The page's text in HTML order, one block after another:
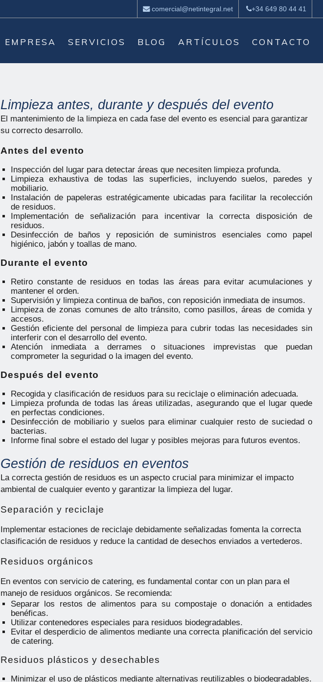
comercial@netintegral.net +34 649 80 44 41
EMPRESA SERVICIOS BLOG ARTÍCULOS CONTACTO
Limpieza antes, durante y después del evento
El mantenimiento de la limpieza en cada fase del evento es esencial para garantizar
su correcto desarrollo.
Antes del evento
Inspección del lugar para detectar áreas que necesiten limpieza profunda.
Limpieza exhaustiva de todas las superficies, incluyendo suelos, paredes y
mobiliario.
Instalación de papeleras estratégicamente ubicadas para facilitar la recolección
de residuos.
Implementación de señalización para incentivar la correcta disposición de
residuos.
Desinfección de baños y reposición de suministros esenciales como papel
higiénico, jabón y toallas de mano.
Durante el evento
Retiro constante de residuos en todas las áreas para evitar acumulaciones y
mantener el orden.
Supervisión y limpieza continua de baños, con reposición inmediata de insumos.
Limpieza de zonas comunes de alto tránsito, como pasillos, áreas de comida y
accesos.
Gestión eficiente del personal de limpieza para cubrir todas las necesidades sin
interferir con el desarrollo del evento.
Atención inmediata a derrames o situaciones imprevistas que puedan
comprometer la seguridad o la imagen del evento.
Después del evento
Recogida y clasificación de residuos para su reciclaje o eliminación adecuada.
Limpieza profunda de todas las áreas utilizadas, asegurando que el lugar quede
en perfectas condiciones.
Desinfección de mobiliario y suelos para eliminar cualquier resto de suciedad o
bacterias.
Informe final sobre el estado del lugar y posibles mejoras para futuros eventos.
Gestión de residuos en eventos
La correcta gestión de residuos es un aspecto crucial para minimizar el impacto
ambiental de cualquier evento y garantizar la limpieza del lugar.
Separación y reciclaje
Implementar estaciones de reciclaje debidamente señalizadas fomenta la correcta
clasificación de residuos y reduce la cantidad de desechos enviados a vertederos.
Residuos orgánicos
En eventos con servicio de catering, es fundamental contar con un plan para el
manejo de residuos orgánicos. Se recomienda:
Separar los restos de alimentos para su compostaje o donación a entidades
benéficas.
Utilizar contenedores especiales para residuos biodegradables.
Evitar el desperdicio de alimentos mediante una correcta planificación del servicio
de catering.
Residuos plásticos y desechables
Minimizar el uso de plásticos mediante alternativas reutilizables o biodegradables.